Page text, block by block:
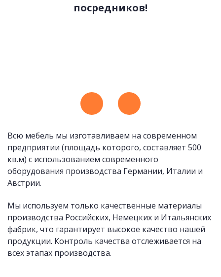
посредников!
Всю мебель мы изготавливаем на современном
предприятии (площадь которого, составляет 500
кв.м) с использованием современного
оборудования производства Германии, Италии и
Австрии.
Мы используем только качественные материалы
производства Российских, Немецких и Итальянских
фабрик, что гарантирует высокое качество нашей
продукции. Контроль качества отслеживается на
всех этапах производства.